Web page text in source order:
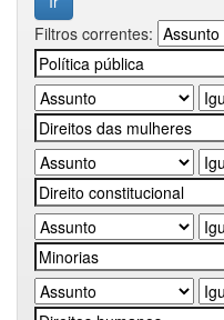
Filtros correntes: